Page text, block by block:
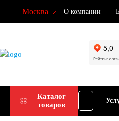
Москва О компании
Каталог
товаров
Подбор
АКБ